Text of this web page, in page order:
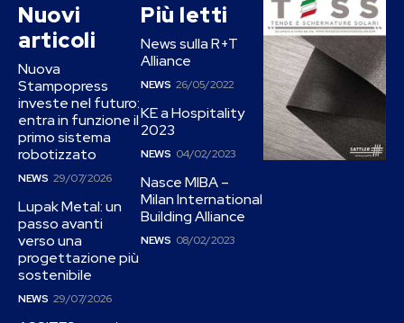
Nuovi
articoli
Nuova
Stampopress
investe nel futuro:
entra in funzione il
primo sistema
robotizzato
NEWS 29/07/2026
Lupak Metal: un
passo avanti
verso una
progettazione più
sostenibile
NEWS 29/07/2026
Più letti
News sulla R+T
Alliance
NEWS 26/05/2022
KE a Hospitality
2023
NEWS 04/02/2023
Nasce MIBA –
Milan International
Building Alliance
NEWS 08/02/2023